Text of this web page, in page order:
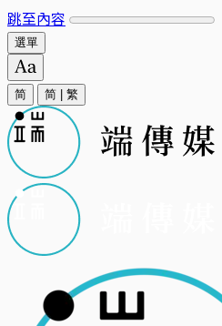
跳至內容
選單
简 简 繁